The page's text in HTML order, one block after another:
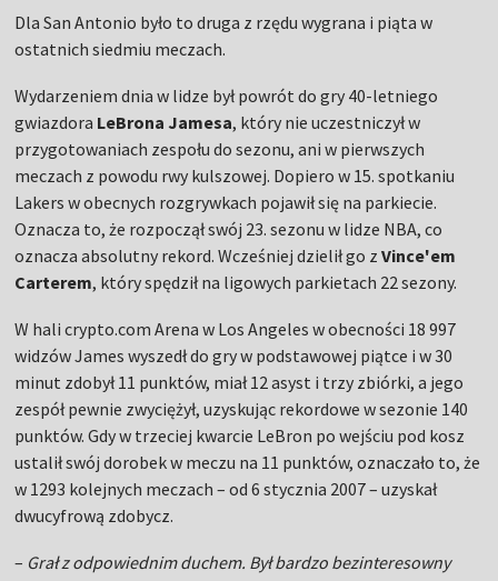
Dla San Antonio było to druga z rzędu wygrana i piąta w
ostatnich siedmiu meczach.
Wydarzeniem dnia w lidze był powrót do gry 40-letniego
gwiazdora LeBrona Jamesa, który nie uczestniczył w
przygotowaniach zespołu do sezonu, ani w pierwszych
meczach z powodu rwy kulszowej. Dopiero w 15. spotkaniu
Lakers w obecnych rozgrywkach pojawił się na parkiecie.
Oznacza to, że rozpoczął swój 23. sezonu w lidze NBA, co
oznacza absolutny rekord. Wcześniej dzielił go zVince'em
Carterem, który spędził na ligowych parkietach 22 sezony.
W hali crypto.com Arena w Los Angeles w obecności 18 997
widzów James wyszedł do gry w podstawowej piątce i w 30
minut zdobył 11 punktów, miał 12 asyst i trzy zbiórki, a jego
zespół pewnie zwyciężył, uzyskując rekordowe w sezonie 140
punktów. Gdy w trzeciej kwarcie LeBron po wejściu pod kosz
ustalił swój dorobek w meczu na 11 punktów, oznaczało to, że
w 1293 kolejnych meczach – od 6 stycznia 2007 – uzyskał
dwucyfrową zdobycz.
– Grał z odpowiednim duchem. Był bardzo bezinteresowny